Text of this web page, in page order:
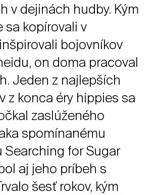
v dejinách hudby. Kým
sa kopírovali v
bojovníkov
on doma pracoval
Jeden z najlepších
z konca éry hippies sa
zaslúženého
spomínanému
Searching for Sugar
aj jeho príbeh s
šesť rokov, kým